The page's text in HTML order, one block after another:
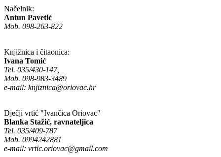
Načelnik:
Antun Pavetić
Mob. 098-263-822
Knjižnica i čitaonica:
Ivana Tomić
Tel. 035/430-147,
Mob. 098-983-3489
e-mail: knjiznica@oriovac.hr
Dječji vrtić "Ivančica Oriovac"
Blanka Stažić, ravnateljica
Tel. 035/409-787
Mob. 0994242881
e-mail: vrtic.oriovac@gmail.com